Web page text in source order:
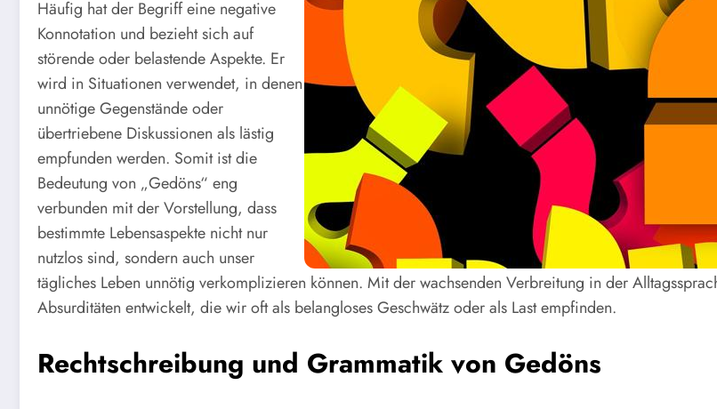
Häufig hat der Begriff eine negative
Konnotation und bezieht sich auf
störende oder belastende Aspekte. Er
wird in Situationen verwendet, in denen
unnötige Gegenstände oder
übertriebene Diskussionen als lästig
empfunden werden. Somit ist die
Bedeutung von „Gedöns“ eng
verbunden mit der Vorstellung, dass
bestimmte Lebensaspekte nicht nur
nutzlos sind, sondern auch unser
tägliches Leben unnötig verkomplizieren können. Mit der wachsenden Verbreitung in der
Absurditäten entwickelt, die wir oft als belangloses Geschwätz oder als Last empfinden.
Rechtschreibung und Grammatik von Gedöns